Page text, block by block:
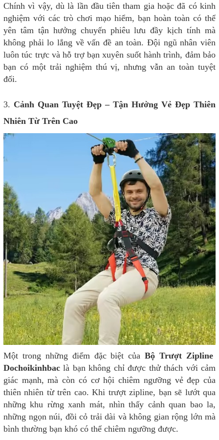
Chính vì vậy, dù là lần đầu tiên tham gia hoặc đã có kinh
nghiệm với các trò chơi mạo hiểm, bạn hoàn toàn có thể
yên tâm tận hưởng chuyến phiêu lưu đầy kịch tính mà
không phải lo lắng về vấn đề an toàn. Đội ngũ nhân viên
luôn túc trực và hỗ trợ bạn xuyên suốt hành trình, đảm bảo
bạn có một trải nghiệm thú vị, nhưng vẫn an toàn tuyệt
đối.
3. Cảnh Quan Tuyệt Đẹp – Tận Hưởng Vẻ Đẹp Thiên
Nhiên Từ Trên Cao
Một trong những điểm đặc biệt củaBộ Trượt Zipline
Dochoikinhbac là bạn không chỉ được thử thách với cảm
giác mạnh, mà còn có cơ hội chiêm ngưỡng vẻ đẹp của
thiên nhiên từ trên cao. Khi trượt zipline, bạn sẽ lướt qua
những khu rừng xanh mát, nhìn thấy cảnh quan bao la,
những ngọn núi, đồi cỏ trải dài và không gian rộng lớn mà
bình thường bạn khó có thể chiêm ngưỡng được.